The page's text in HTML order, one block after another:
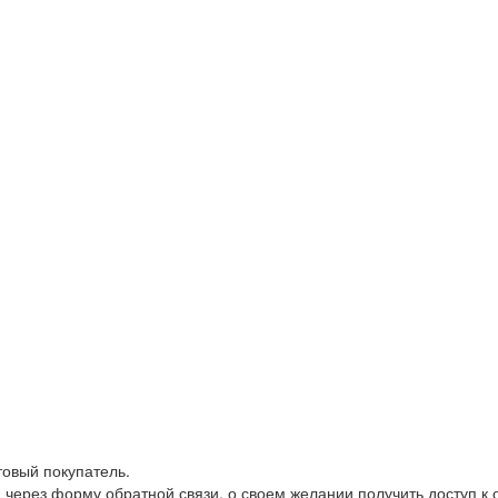
покупатель.
форму обратной связи, о своем желании получить доступ